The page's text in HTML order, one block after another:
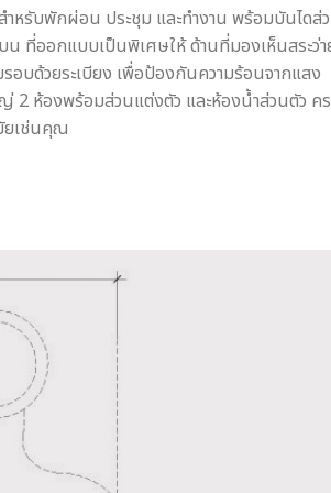
ำหรับพักผ่อน ประชุม และทำงาน พร้อมบันไดส่
ที่ออกแบบเป็นพิเศษให้ ด้านที่มองเห็นสระว่า
บด้วยระเบียง เพื่อป้องกันความร้อนจากแสง
ห้องพร้อมส่วนแต่งตัว และห้องน้ำส่วนตัว ค
ยเช่นคุณ